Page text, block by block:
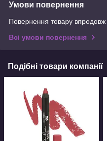
Умови повернення
Повернення товару впродовж
Всі умови повернення
Подібні товари компанії